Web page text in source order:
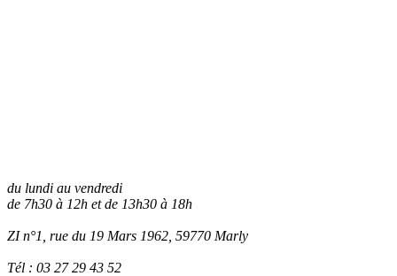
du lundi au vendredi
de 7h30 à 12h et de 13h30 à 18h
ZI n°1, rue du 19 Mars 1962, 59770 Marly
Tél : 03 27 29 43 52